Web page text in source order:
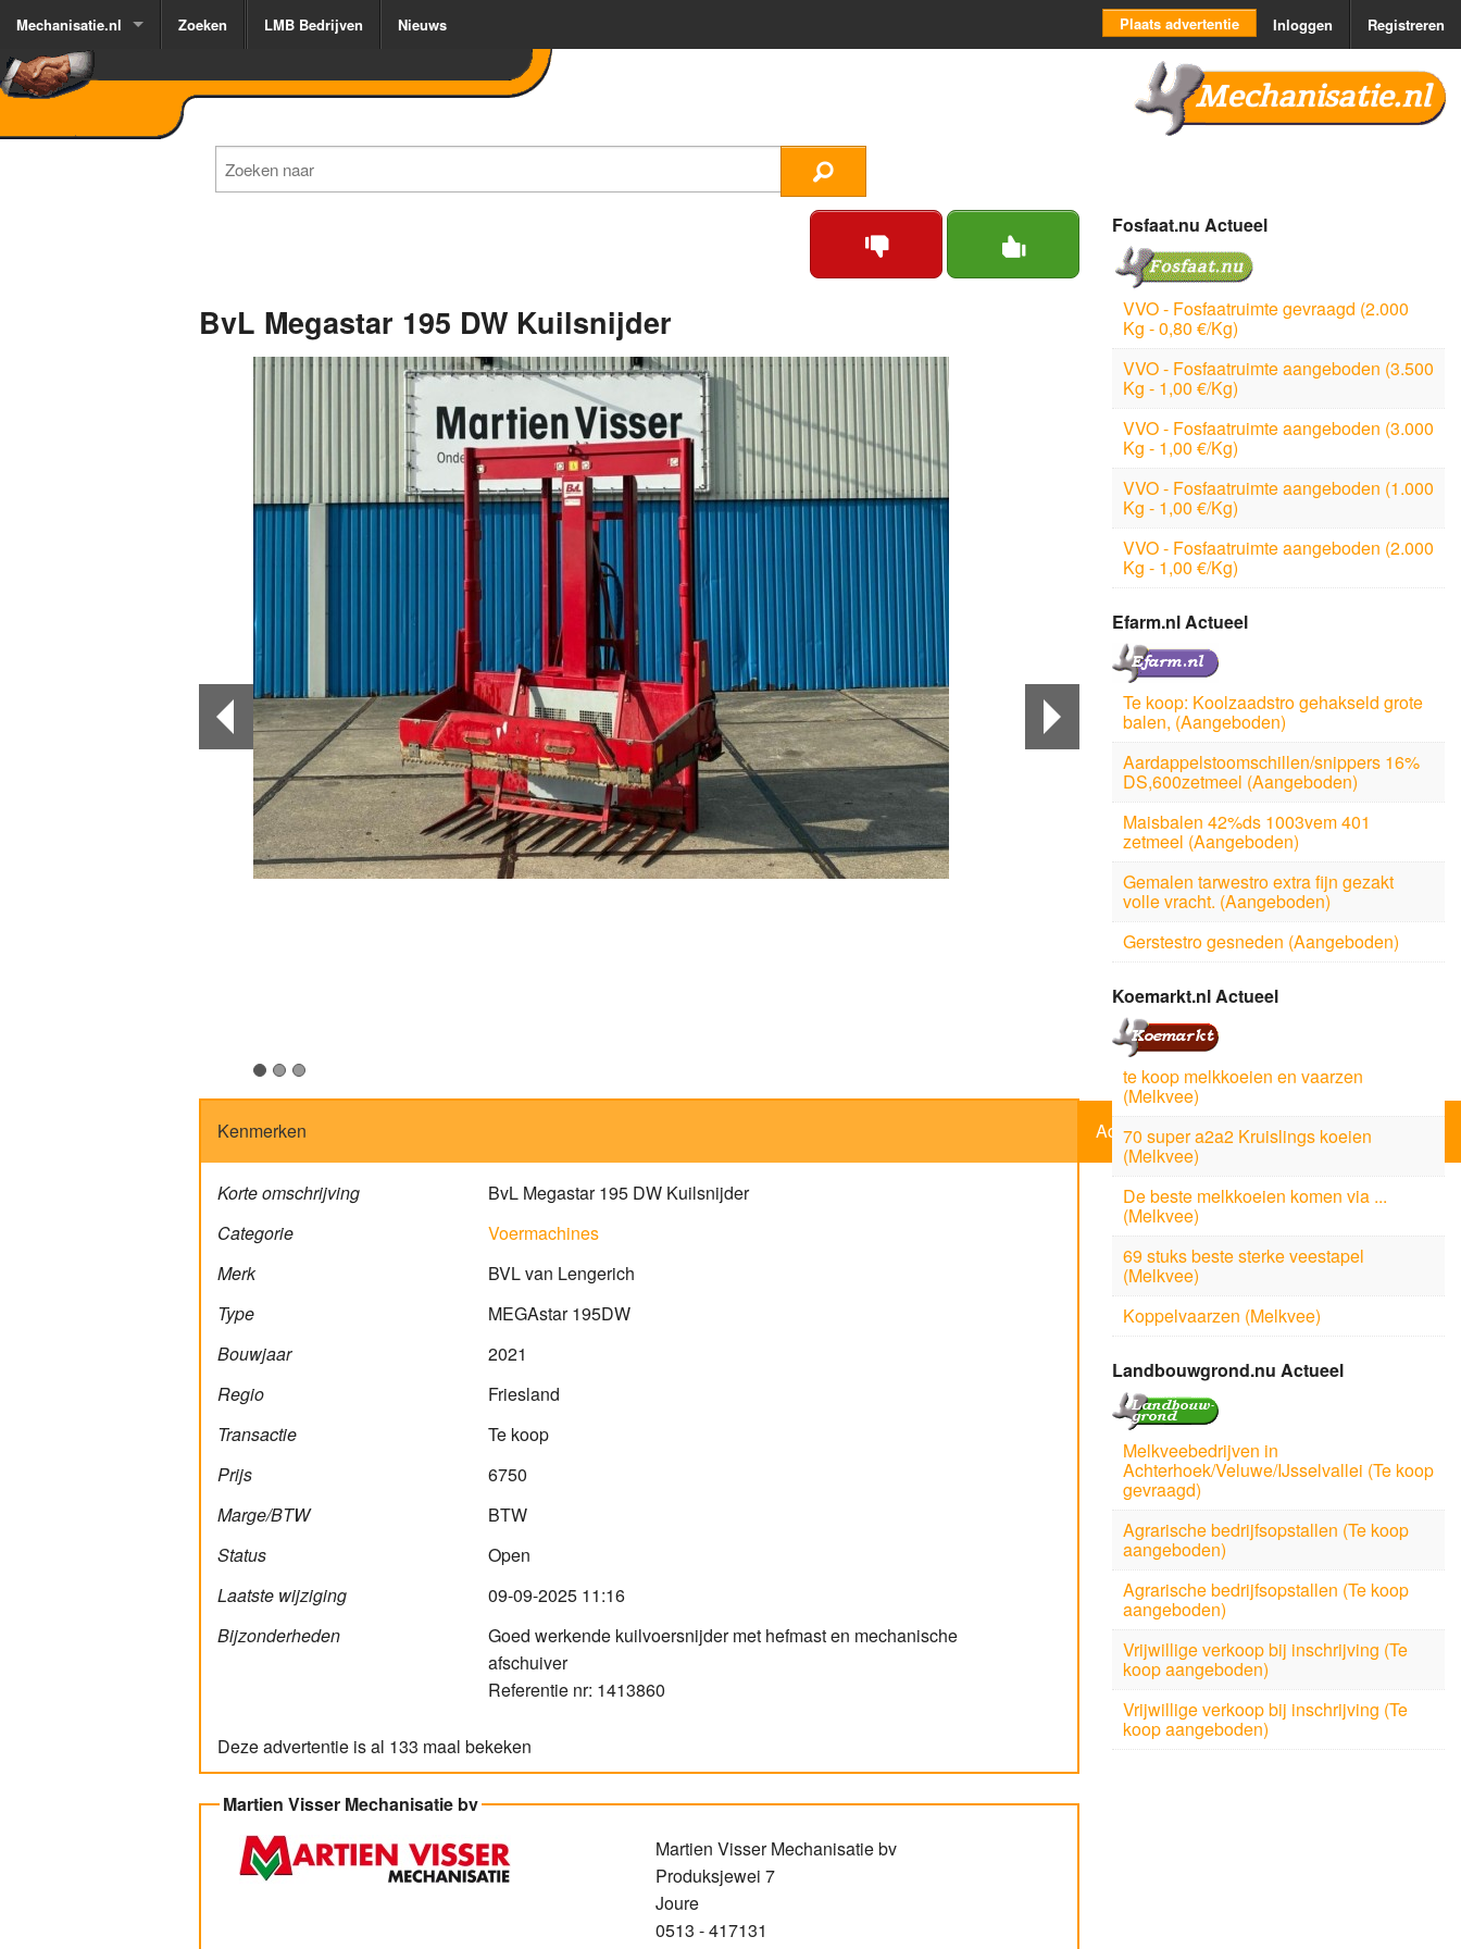
Mechanisatie.nl Zoeken LMB Bedrijven Nieuws Plaats advertentie Inloggen Registreren
Mechanisatie.nl
BvL Megastar 195 DW Kuilsnijder
Kenmerken
Korte omschrijving
BvL Megastar 195 DW Kuilsnijder
Categorie
Voermachines
Merk
BVL van Lengerich
Type
MEGAstar 195DW
Bouwjaar
2021
Regio
Friesland
Transactie
Te koop
Prijs
6750
Marge/BTW
BTW
Status
Open
Laatste wijziging
09-09-2025 11:16
Bijzonderheden
Goed werkende kuilvoersnijder met hefmast en mechanische
afschuiver
Referentie nr: 1413860
Deze advertentie is al 133 maal bekeken
Adverteerder
Martien Visser Mechanisatie bv
Martien Visser Mechanisatie bv
Produksjewei 7
Joure
0513 - 417131
Fosfaat.nu Actueel
VVO - Fosfaatruimte gevraagd (2.000
Kg - 0,80 €/Kg)
VVO - Fosfaatruimte aangeboden (3.500
Kg - 1,00 €/Kg)
VVO - Fosfaatruimte aangeboden (3.000
Kg - 1,00 €/Kg)
VVO - Fosfaatruimte aangeboden (1.000
Kg - 1,00 €/Kg)
VVO - Fosfaatruimte aangeboden (2.000
Kg - 1,00 €/Kg)
Efarm.nl Actueel
Te koop: Koolzaadstro gehakseld grote
balen, (Aangeboden)
Aardappelstoomschillen/snippers 16%
DS,600zetmeel (Aangeboden)
Maisbalen 42%ds 1003vem 401
zetmeel (Aangeboden)
Gemalen tarwestro extra fijn gezakt
volle vracht. (Aangeboden)
Gerstestro gesneden (Aangeboden)
Koemarkt.nl Actueel
te koop melkkoeien en vaarzen
(Melkvee)
70 super a2a2 Kruislings koeien
(Melkvee)
De beste melkkoeien komen via ...
(Melkvee)
69 stuks beste sterke veestapel
(Melkvee)
Koppelvaarzen (Melkvee)
Landbouwgrond.nu Actueel
Melkveebedrijven in
Achterhoek/Veluwe/IJsselvallei (Te koop
gevraagd)
Agrarische bedrijfsopstallen (Te koop
aangeboden)
Agrarische bedrijfsopstallen (Te koop
aangeboden)
Vrijwillige verkoop bij inschrijving (Te
koop aangeboden)
Vrijwillige verkoop bij inschrijving (Te
koop aangeboden)